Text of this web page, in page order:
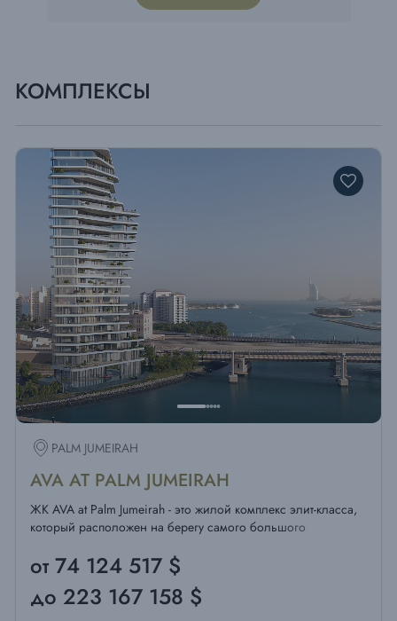
КОМПЛЕКСЫ
PALM JUMEIRAH
AVA AT PALM JUMEIRAH
ЖК AVA at Palm Jumeirah - это жилой комплекс элит-класса,
который расположен на берегу самого большого
от 74 124 517 $
до 223 167 158 $